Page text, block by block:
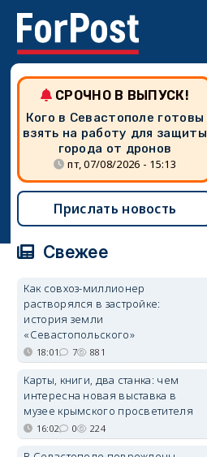
СРОЧНО В ВЫПУСК!
Кого в Севастополе готовы
взять на работу для защиты
города от дронов
пт, 07/08/2026 - 15:13
Прислать новость
Свежее
Как совхоз-миллионер
растворялся в застройке:
история земли
«Севастопольского»
18:01 7 881
Карты, книги, два станка: чем
интересна новая выставка в
музее крымского просветителя
16:02 0 224